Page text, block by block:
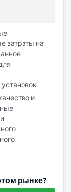
затраты на
и
рынке?